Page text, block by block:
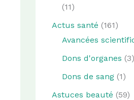
(11)
Actus santé (161)
Avancées
Dons d'organes (3)
Dons de sang (1)
Astuces beauté (59)